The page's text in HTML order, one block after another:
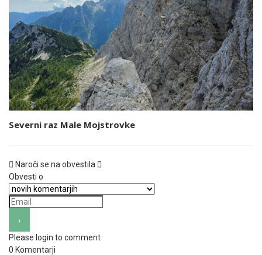
Severni raz Male Mojstrovke
Naroči se na obvestila
Obvesti o
Please login to comment
0 Komentarji